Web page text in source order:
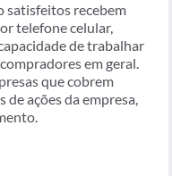
satisfeitos recebem
telefone celular,
de trabalhar
em geral.
que cobrem
ações da empresa,